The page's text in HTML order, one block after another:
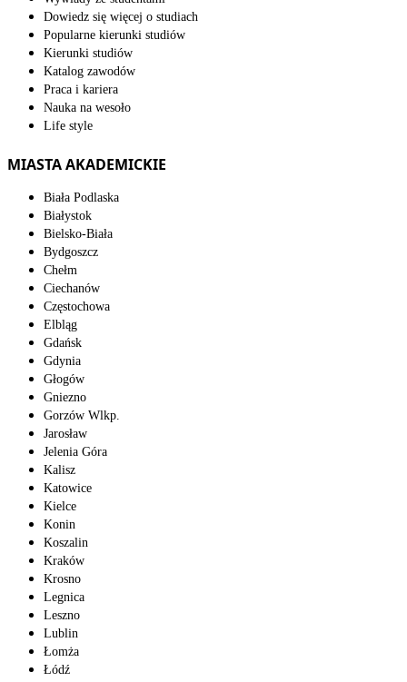
Dowiedz się więcej o studiach
Popularne kierunki studiów
Kierunki studiów
Katalog zawodów
Praca i kariera
Nauka na wesoło
Life style
MIASTA AKADEMICKIE
Biała Podlaska
Białystok
Bielsko-Biała
Bydgoszcz
Chełm
Ciechanów
Częstochowa
Elbląg
Gdańsk
Gdynia
Głogów
Gniezno
Gorzów Wlkp.
Jarosław
Jelenia Góra
Kalisz
Katowice
Kielce
Konin
Koszalin
Kraków
Krosno
Legnica
Leszno
Lublin
Łomża
Łódź